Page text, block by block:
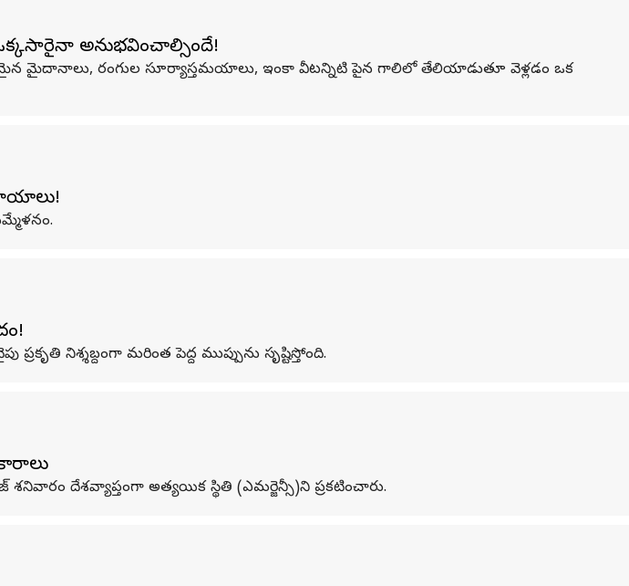
అనుభవించాల్సిందే!
రంగుల సూర్యాస్తమయాలు, ఇంకా వీటన్నిటి పైన గాలిలో తేలియాడుతూ వెళ్లడం ఒక
నిశ్శబ్దంగా మరింత పెద్ద ముప్పును సృష్టిస్తోంది.
దేశవ్యాప్తంగా అత్యయిక స్థితి (ఎమర్జెన్సీ)ని ప్రకటించారు.